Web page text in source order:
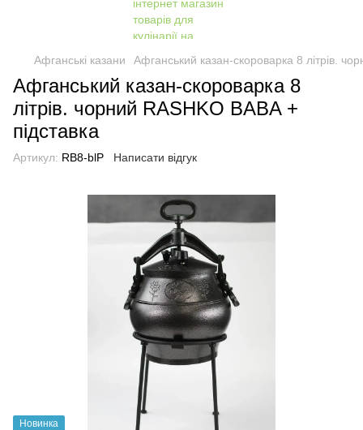
Афганські казани Афганський казан-скороварка 8 літрів.
Афганський казан-скороварка 8
літрів. чорний RASHKO BABA +
підставка
Артикул: RB8-blP Написати відгук
Новинка